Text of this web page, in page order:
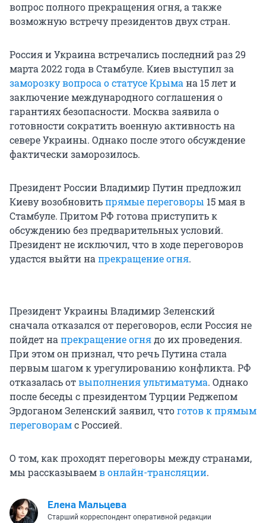
вопрос полного прекращения огня, а также
возможную встречу президентов двух стран.
Россия и Украина встречались последний раз 29
марта 2022 года в Стамбуле. Киев выступил за
заморозку вопроса о статусе Крымана 15 лет и
заключение международного соглашения о
гарантиях безопасности. Москва заявила о
готовности сократить военную активность на
севере Украины. Однако после этого обсуждение
фактически заморозилось.
Президент России Владимир Путин предложил
Киеву возобновитьпрямые переговоры 15 мая в
Стамбуле. Притом РФ готова приступить к
обсуждению без предварительных условий.
Президент не исключил, что в ходе переговоров
удастся выйти напрекращение огня.
Президент Украины Владимир Зеленский
сначала отказался от переговоров, если Россия не
пойдет напрекращение огнядо их проведения.
При этом он признал, что речь Путина стала
первым шагом к урегулированию конфликта. РФ
отказалась отвыполнения ультиматума. Однако
после беседы с президентом Турции Реджепом
Эрдоганом Зеленский заявил, чтоготов к прямым
переговорамс Россией.
О том, как проходят переговоры между странами,
мы рассказываемв онлайн-трансляции.
Елена Мальцева
Старший корреспондент оперативной редакции